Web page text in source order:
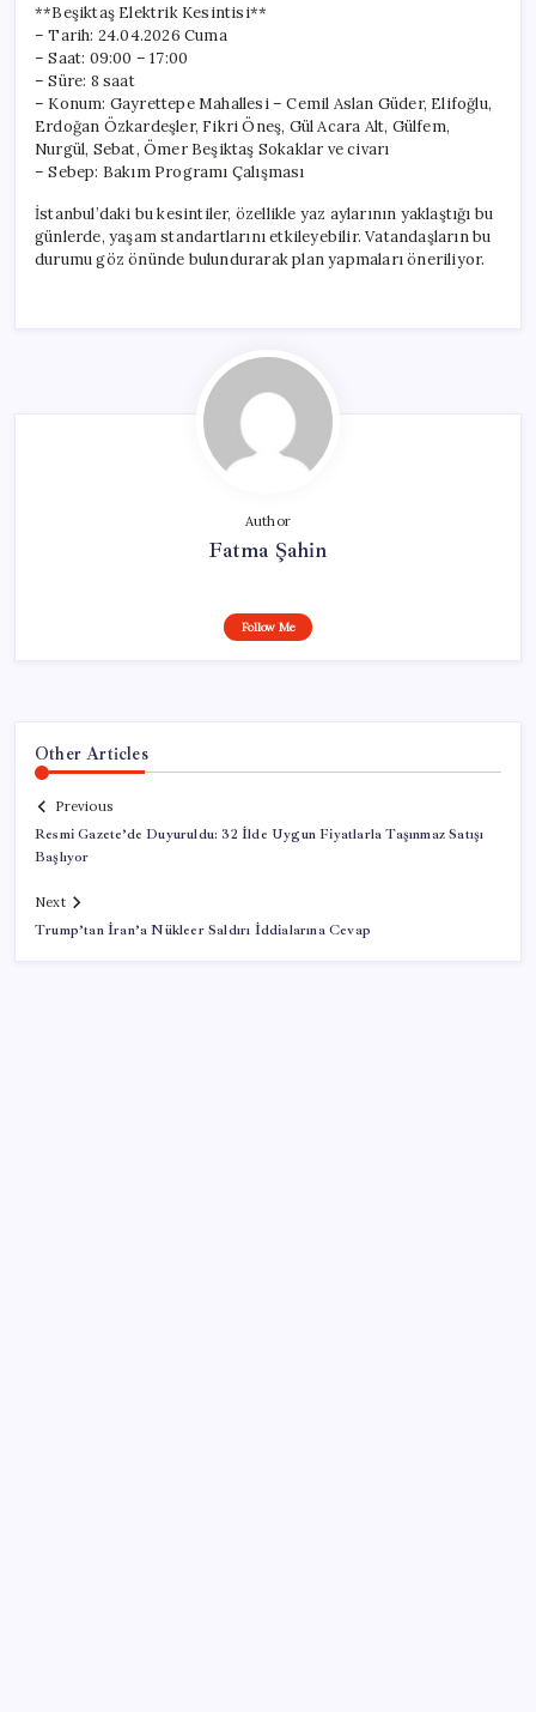
**Beşiktaş Elektrik Kesintisi**
– Tarih: 24.04.2026 Cuma
– Saat: 09:00 – 17:00
– Süre: 8 saat
– Konum: Gayrettepe Mahallesi – Cemil Aslan Güder, Elifoğlu,
Erdoğan Özkardeşler, Fikri Öneş, Gül Acara Alt, Gülfem,
Nurgül, Sebat, Ömer Beşiktaş Sokaklar ve civarı
– Sebep: Bakım Programı Çalışması
İstanbul’daki bu kesintiler, özellikle yaz aylarının yaklaştığı bu
günlerde, yaşam standartlarını etkileyebilir. Vatandaşların bu
durumu göz önünde bulundurarak plan yapmaları öneriliyor.
Author
Fatma Şahin
Follow Me
Other Articles
Previous
Resmi Gazete’de Duyuruldu: 32 İlde Uygun Fiyatlarla Taşınmaz Satışı
Başlıyor
Next
Trump’tan İran’a Nükleer Saldırı İddialarına Cevap